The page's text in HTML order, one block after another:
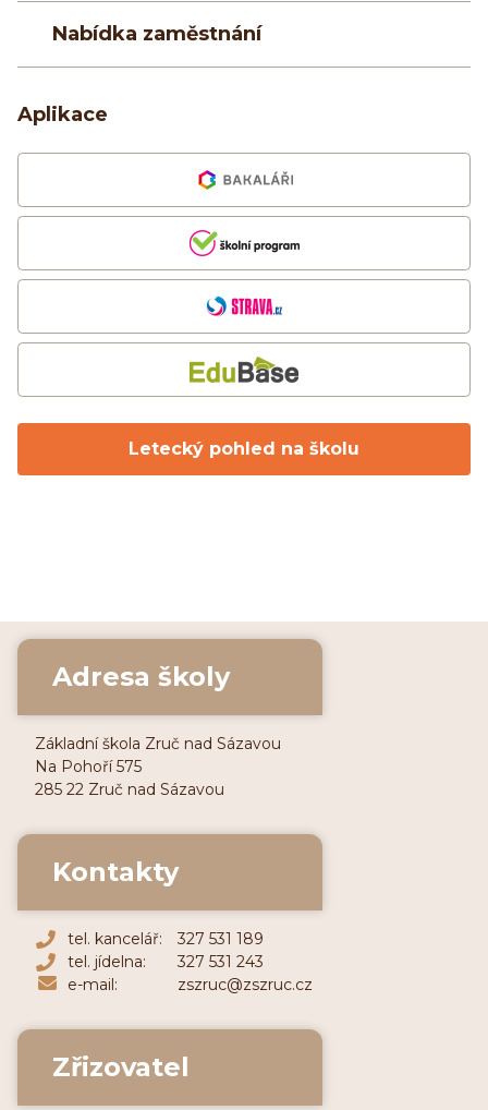
Nabídka zaměstnání
Aplikace
Letecký pohled na školu
Adresa školy
Základní škola Zruč nad Sázavou
Na Pohoří 575
285 22 Zruč nad Sázavou
Kontakty
tel. kancelář:
327 531 189
tel. jídelna:
327 531 243
e-mail:
zszruc@zszruc.cz
Zřizovatel